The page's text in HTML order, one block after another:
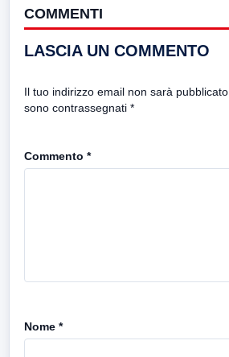
COMMENTI
LASCIA UN COMMENTO
Il tuo indirizzo email non sarà pubblicato.
sono contrassegnati *
Commento *
Nome *